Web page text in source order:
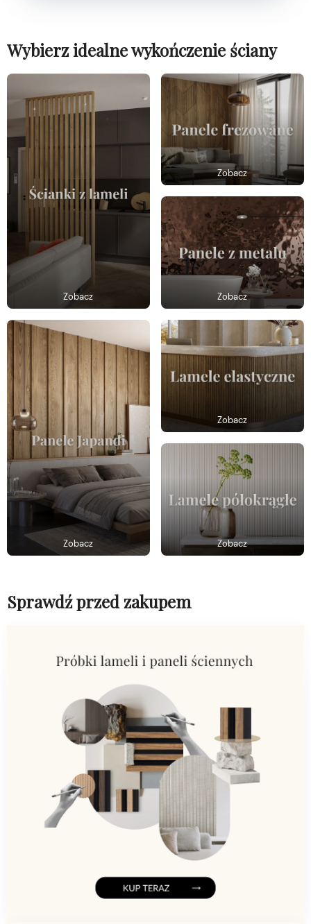
Wybierz idealne wykończenie ściany
Zobacz
Zobacz
Zobacz
Zobacz
Zobacz
Zobacz
Sprawdź przed zakupem